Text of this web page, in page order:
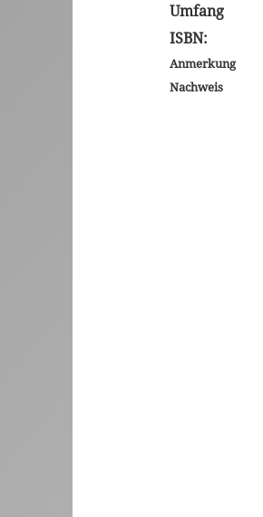
Umfang
ISBN:
Anmerkung
Nachweis